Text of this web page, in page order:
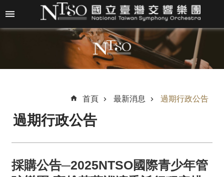
跳到主要內容區塊
尋
關
N
S
首頁 最新消息 過期行政公告
過期行政公告
採購公告─2025NTSO國際青少年管